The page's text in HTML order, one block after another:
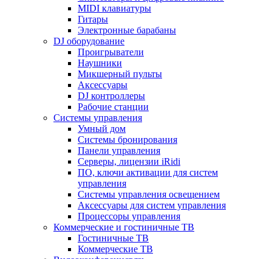
MIDI клавиатуры
Гитары
Электронные барабаны
DJ оборудование
Проигрыватели
Наушники
Микшерный пульты
Аксессуары
DJ контроллеры
Рабочие станции
Системы управления
Умный дом
Системы бронирования
Панели управления
Серверы, лицензии iRidi
ПО, ключи активации для систем
управления
Системы управления освещением
Аксессуары для систем управления
Процессоры управления
Коммерческие и гостиничные ТВ
Гостиничные ТВ
Коммерческие ТВ